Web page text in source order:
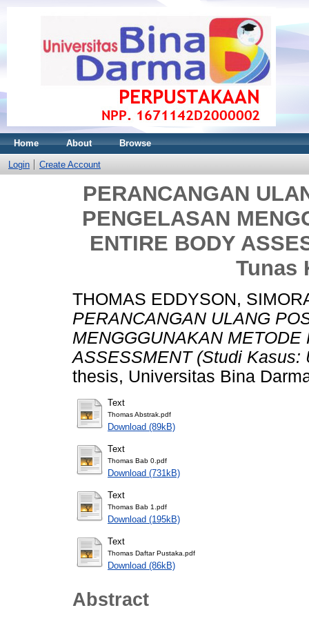
Home About Browse
Login Create Account
PERANCANGAN
PENGELASAN
ENTIRE BODY
Tunas
THOMAS EDDYSON,
PERANCANGAN ULANG
MENGGGUNAKAN
ASSESSMENT (Studi Kasus:
thesis, Universitas Bina
Text
Thomas Abstrak.pdf
Download (89kB)
Text
Thomas Bab 0.pdf
Download (731kB)
Text
Thomas Bab 1.pdf
Download (195kB)
Text
Thomas Daftar Pustaka.pdf
Download (86kB)
Abstract